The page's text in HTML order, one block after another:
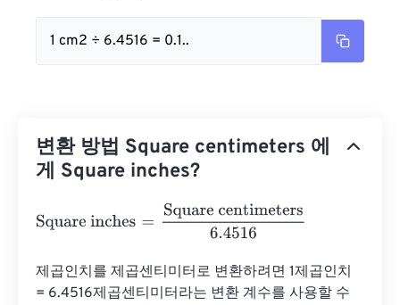
1 cm2 ÷ 6.4516 = 0.1..
변환 방법 Square centimeters 에
게 Square inches?
Square inches Square centimeters6.4516
제곱인치를 제곱센티미터로 변환하려면 1제곱인치
= 6.4516제곱센티미터라는 변환 계수를 사용할 수